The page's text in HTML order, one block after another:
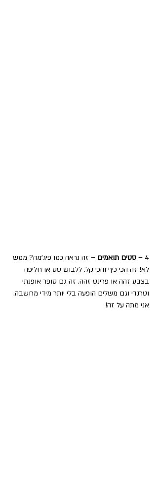
4 – סטים תואמים – זה נראה כמו פיג'מה? ממש
לא! זה הכי כיף והכי קל. ללבוש סט או חליפה
בצבע זהה או פרינט זהה. זה גם סופר אופנתי
וטרנדי וגם משלים הופעה בלי יותר מידי מחשבה.
אני מתה על זה!